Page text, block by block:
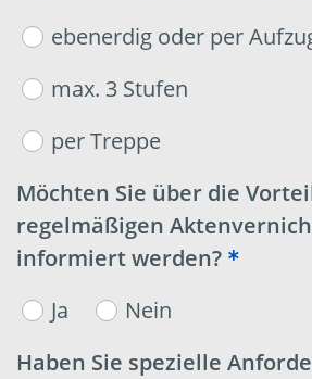
ebenerdig oder per
max. 3 Stufen
per Treppe
Möchten Sie über die
regelmäßigen
informiert werden?
Ja
Nein
Haben Sie spezielle